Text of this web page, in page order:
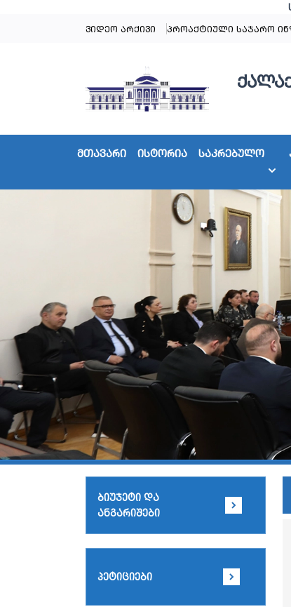
ვიდეო არქივი
პროაქტიული საჯარო
მთავარი ისტორია საკრებულო
ბიუჯეტი და
ანგარიშები
პეტიციები